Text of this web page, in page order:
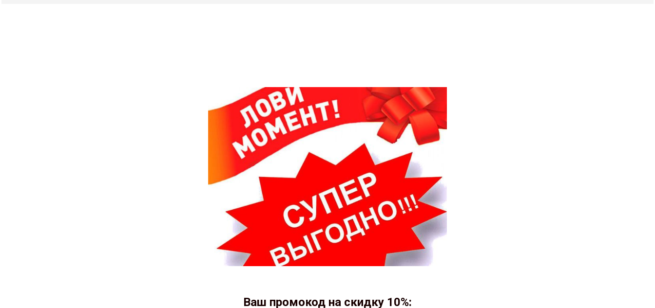
Ваш промокод на скидку 10%: